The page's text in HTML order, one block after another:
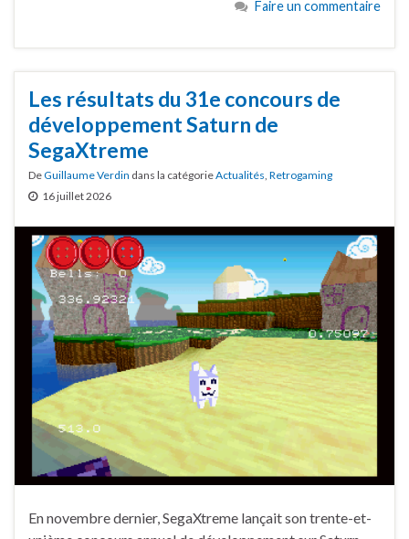
Faire un commentaire
Les résultats du 31e concours de
développement Saturn de
SegaXtreme
DeGuillaume Verdin dans la catégorieActualités Retrogaming
16 juillet 2026
En novembre dernier, SegaXtreme lançait son trente-et-